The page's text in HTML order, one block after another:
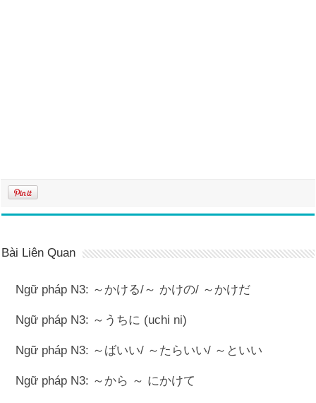
Bài Liên Quan
Ngữ pháp N3: ～かける/～ かけの/ ～かけだ
Ngữ pháp N3: ～うちに (uchi ni)
Ngữ pháp N3: ～ばいい/ ～たらいい/ ～といい
Ngữ pháp N3: ～から ～ にかけて